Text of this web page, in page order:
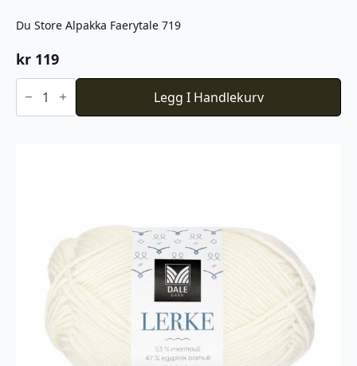
Du Store Alpakka Faerytale 719
kr 119
Du
Store
Faerytale
Legg I Handlekurv